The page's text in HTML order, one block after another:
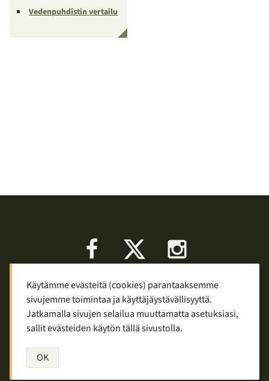
Vedenpuhdistin vertailu
Facebook
Keskustelu Palaute
Tietosuoja
Mainostaminen ja yhteistyö
Copyright © 2007—2026Tuomas Tolppi /
Käytämme evästeitä (cookies) parantaaksemme
sivujemme toimintaa ja käyttäjäystävällisyyttä.
Jatkamalla sivujen selailua muuttamatta asetuksiasi,
sallit evästeiden käytön tällä sivustolla.
OK